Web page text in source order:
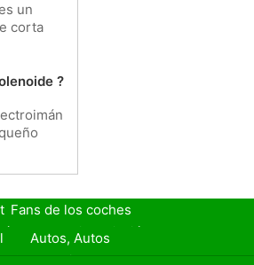
un
corta
?
Fans de los coches
y Financiación
Autos, Autos
Combustibles